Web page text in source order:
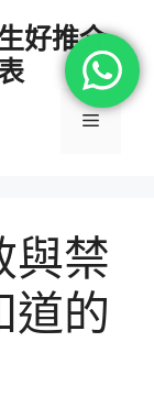
好推介
選
與禁
道的